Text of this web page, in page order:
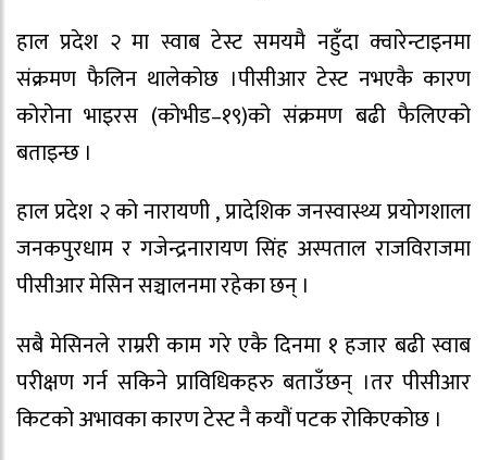
हाल प्रदेश २ मा स्वाब टेस्ट समयमै नहुँदा क्वारेन्टाइनमा
संक्रमण फैलिन थालेकोछ ।पीसीआर टेस्ट नभएकै कारण
कोरोना भाइरस (कोभीड–१९)को संक्रमण बढी फैलिएको
बताइन्छ ।
हाल प्रदेश २ को नारायणी , प्रादेशिक जनस्वास्थ्य प्रयोगशाला
जनकपुरधाम र गजेन्द्रनारायण सिंह अस्पताल राजविराजमा
पीसीआर मेसिन सञ्चालनमा रहेका छन् ।
सबै मेसिनले राम्ररी काम गरे एकै दिनमा १ हजार बढी स्वाब
परीक्षण गर्न सकिने प्राविधिकहरु बताउँछन् ।तर पीसीआर
किटको अभावका कारण टेस्ट नै कयौं पटक रोकिएकोछ ।